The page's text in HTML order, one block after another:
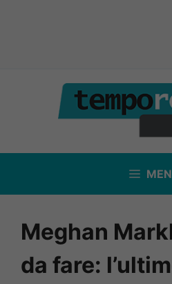
contenuto
Meghan
da fare: